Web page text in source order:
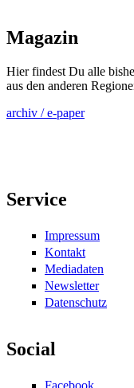
Magazin
Hier findest Du alle
aus den anderen
archiv / e-paper
Service
Impressum
Kontakt
Mediadaten
Newsletter
Datenschutz
Social